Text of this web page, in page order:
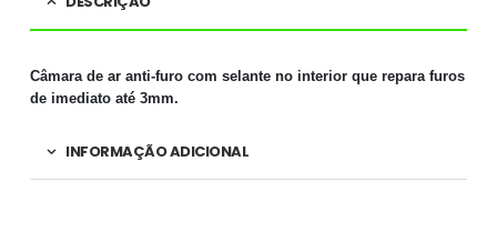
Câmara de ar anti-furo com selante no interior que repara furos
de imediato até 3mm.
INFORMAÇÃO ADICIONAL